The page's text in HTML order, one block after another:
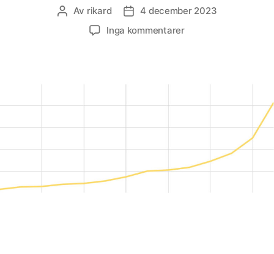
Inläggsförfattare
Av rikard Inläggsdatum
4 december 2023
Inga kommentarertill